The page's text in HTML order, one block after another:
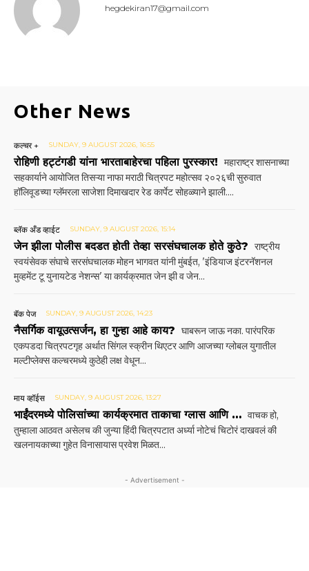
hegdekiran17@gmail.com
Other News
कल्चर + SUNDAY, 9 AUGUST 2026, 16:55
रोहिणी हट्टंगडी यांना भारताबाहेरचा पहिला पुरस्कार! महाराष्ट्र शासनाच्या
सहकार्याने आयोजित तिसऱ्या नाफा मराठी चित्रपट महोत्सव २०२६ची सुरुवात
हॉलिवूडच्या ग्लॅमरला साजेशा दिमाखदार रेड कार्पेट सोहळ्याने झाली....
ब्लॅक अँड व्हाईट SUNDAY, 9 AUGUST 2026, 15:14
जेन झीला पोलीस बदडत होती तेव्हा सरसंघचालक होते कुठे? राष्ट्रीय
स्वयंसेवक संघाचे सरसंघचालक मोहन भागवत यांनी मुंबईत, 'इंडियाज इंटरनॅशनल
मुव्हमेंट टू युनायटेड नेशन्स' या कार्यक्रमात जेन झी व जेन...
बॅक पेज SUNDAY, 9 AUGUST 2026, 14:23
नैसर्गिक वायूउत्सर्जन, हा गुन्हा आहे काय? घाबरून जाऊ नका. पारंपरिक
एकपडदा चित्रपटगृह अर्थात सिंगल स्क्रीन थिएटर आणि आजच्या ग्लोबल युगातील
मल्टीप्लेक्स कल्चरमध्ये कुठेही लक्ष वेधून...
माय व्हॉईस SUNDAY, 9 AUGUST 2026, 13:27
भाईंदरमध्ये पोलिसांच्या कार्यक्रमात ताकाचा ग्लास आणि … वाचक हो,
तुम्हाला आठवत असेलच की जुन्या हिंदी चित्रपटात अर्ध्या नोटेचं चिटोरं दाखवलं की
खलनायकाच्या गुहेत विनासायास प्रवेश मिळत...
- Advertisement -